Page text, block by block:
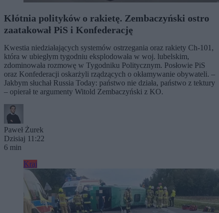
Kłótnia polityków o rakietę. Zembaczyński ostro
zaatakował PiS i Konfederację
Kwestia niedziałających systemów ostrzegania oraz rakiety Ch-101,
która w ubiegłym tygodniu eksplodowała w woj. lubelskim,
zdominowała rozmowę w Tygodniku Politycznym. Posłowie PiS
oraz Konfederacji oskarżyli rządzących o okłamywanie obywateli. –
Jakbym słuchał Russia Today: państwo nie działa, państwo z tektury
– opierał te argumenty Witold Zembaczyński z KO.
Paweł Żurek
Dzisiaj 11:22
6 min
Kraj